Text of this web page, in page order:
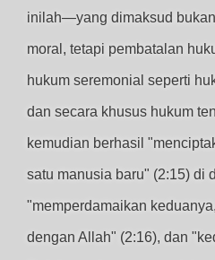
inilah—yang dimaksud
moral, tetapi pembatalan
hukum seremonial seperti
dan secara khusus hukum
kemudian berhasil
satu manusia baru" (2:15) di
"memperdamaikan
dengan Allah" (2:16), dan